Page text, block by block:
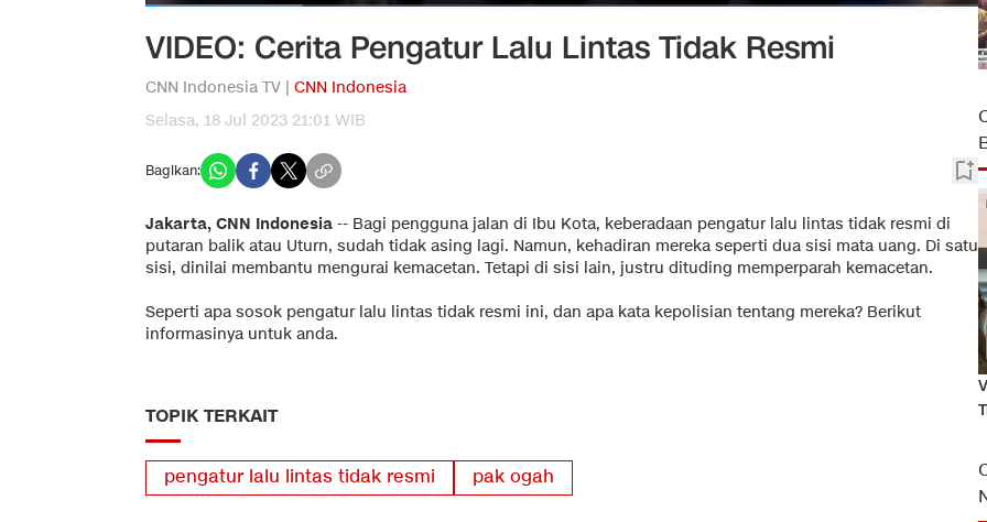
VIDEO: Cerita Pengatur Lalu Lintas Tidak Resmi
CNN Indonesia TV | CNN Indonesia
Selasa, 18 Jul 2023 21:01 WIB
Bagikan:
Jakarta, CNN Indonesia -- Bagi pengguna jalan di Ibu Kota, keberadaan pengatur lalu lintas tidak resmi di
putaran balik atau Uturn, sudah tidak asing lagi. Namun, kehadiran mereka seperti dua sisi mata uang. Di satu
sisi, dinilai membantu mengurai kemacetan. Tetapi di sisi lain, justru dituding memperparah kemacetan.
Seperti apa sosok pengatur lalu lintas tidak resmi ini, dan apa kata kepolisian tentang mereka? Berikut
informasinya untuk anda.
TOPIK TERKAIT
pengatur lalu lintas tidak resmi pak ogah